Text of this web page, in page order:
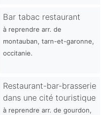
Bar tabac restaurant
à reprendre arr. de
montauban, tarn-et-garonne,
occitanie.
Restaurant-bar-brasserie
dans une cité touristique
à reprendre arr. de gourdon,